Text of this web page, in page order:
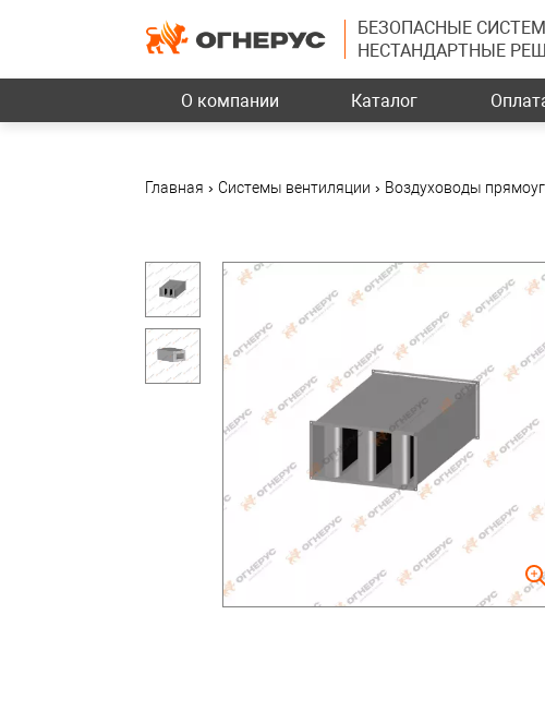
БЕЗОПАСНЫЕ
НЕСТАНДАРТНЫЕ
О компании Каталог
Главная › Системы вентиляции › Воздуховоды